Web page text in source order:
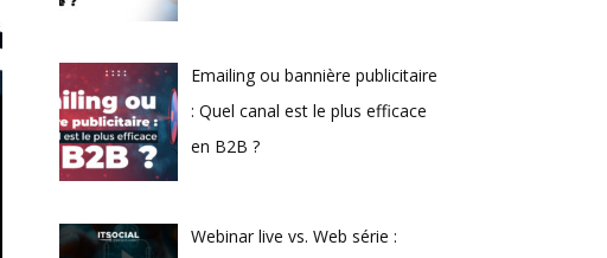
Emailing ou bannière publicitaire
: Quel canal est le plus efficace
en B2B ?
Webinar live vs. Web série :